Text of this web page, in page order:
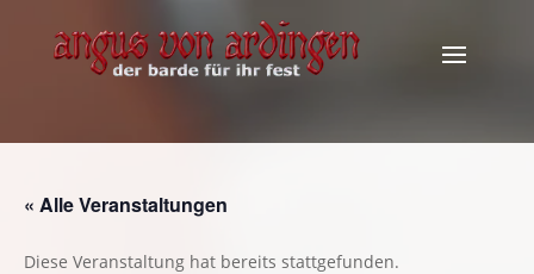
« Alle Veranstaltungen
Diese Veranstaltung hat bereits stattgefunden.